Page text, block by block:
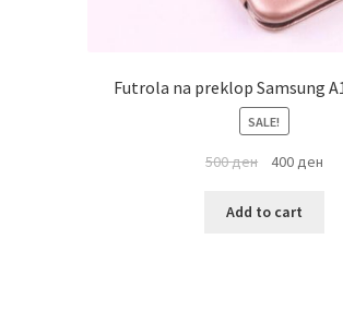
Futrola na preklop Samsung
SALE!
500ден 400 ден
Add to cart